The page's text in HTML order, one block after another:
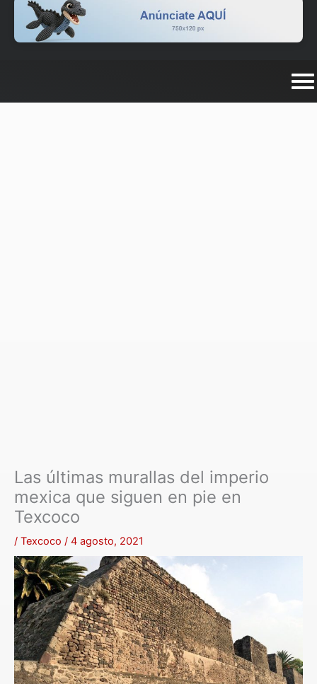
Las últimas murallas del imperio
mexica que siguen en pie en
Texcoco
/ Texcoco / 4 agosto, 2021